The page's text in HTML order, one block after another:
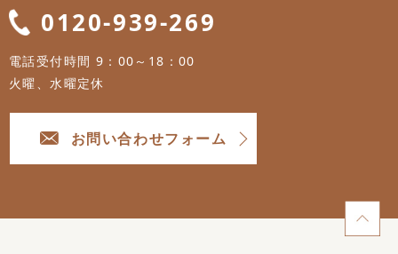
0120-939-269
電話受付時間 9：00～18：00
火曜、水曜定休
お問い合わせフォーム